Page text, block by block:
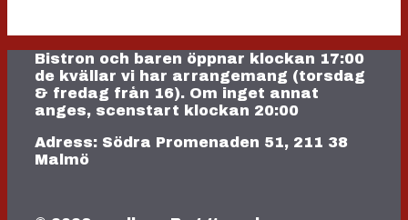
Bistron och baren öppnar klockan 17:00
de kvällar vi har arrangemang (torsdag
& fredag från 16). Om inget annat
anges, scenstart klockan 20:00
Adress: Södra Promenaden 51, 211 38
Malmö